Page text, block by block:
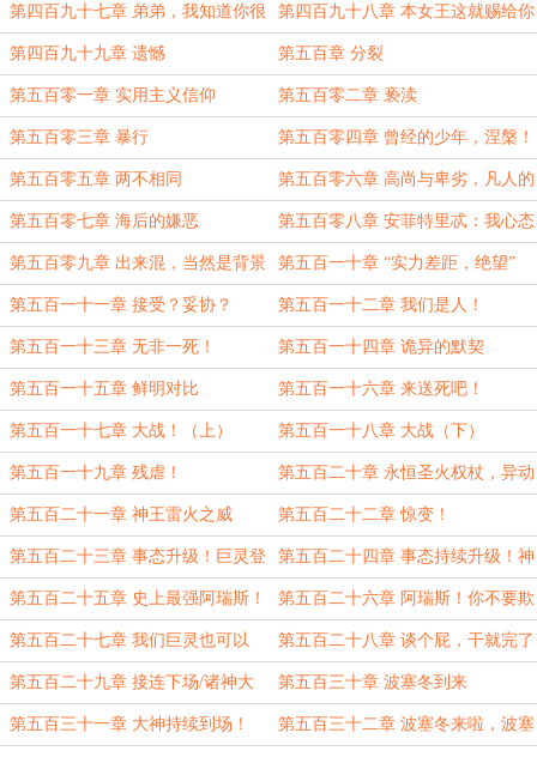
（上） （下）
第四百九十七章 弟弟，我知道你很
急，但你先别急
第四百九十八章 本女王这就赐给你
个够啊！
第四百九十九章 遗憾 第五百章 分裂
第五百零一章 实用主义信仰 第五百零二章 亵渎
第五百零三章 暴行 第五百零四章 曾经的少年，涅槃！
第五百零五章 两不相同 第五百零六章 高尚与卑劣，凡人的
骨气
第五百零七章 海后的嫌恶 第五百零八章 安菲特里忒：我心态
崩了啊！
第五百零九章 出来混，当然是背景
最重要啦！
第五百一十章 “实力差距，绝望”
第五百一十一章 接受？妥协？ 第五百一十二章 我们是人！
第五百一十三章 无非一死！ 第五百一十四章 诡异的默契
第五百一十五章 鲜明对比 第五百一十六章 来送死吧！
第五百一十七章 大战！（上） 第五百一十八章 大战（下）
第五百一十九章 残虐！ 第五百二十章 永恒圣火权杖，异动
（5.8K）
第五百二十一章 神王雷火之威 第五百二十二章 惊变！
第五百二十三章 事态升级！巨灵登
场！
第五百二十四章 事态持续升级！神
王双子驾到！
第五百二十五章 史上最强阿瑞斯！ 第五百二十六章 阿瑞斯！你不要欺
神太甚！
第五百二十七章 我们巨灵也可以
谈，也可以爱奥林匹斯！
第五百二十八章 谈个屁，干就完了
第五百二十九章 接连下场/诸神大
战
第五百三十章 波塞冬到来
第五百三十一章 大神持续到场！ 第五百三十二章 波塞冬来啦，波塞